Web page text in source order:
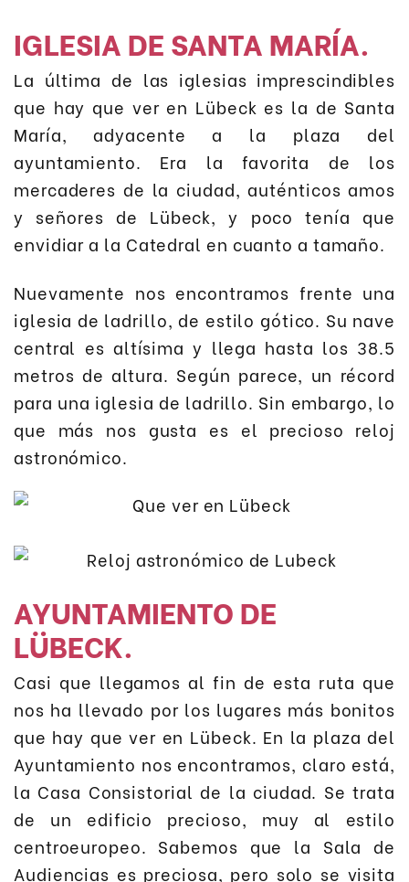
IGLESIA DE SANTA MARÍA.
La última de las iglesias imprescindibles
que hay que ver en Lübeck es la de Santa
María, adyacente a la plaza del
ayuntamiento. Era la favorita de los
mercaderes de la ciudad, auténticos amos
y señores de Lübeck, y poco tenía que
envidiar a la Catedral en cuanto a tamaño.
Nuevamente nos encontramos frente una
iglesia de ladrillo, de estilo gótico. Su nave
central es altísima y llega hasta los 38.5
metros de altura. Según parece, un récord
para una iglesia de ladrillo. Sin embargo, lo
que más nos gusta es el precioso reloj
astronómico.
AYUNTAMIENTO DE
LÜBECK.
Casi que llegamos al fin de esta ruta que
nos ha llevado por los lugares más bonitos
que hay que ver en Lübeck. En la plaza del
Ayuntamiento nos encontramos, claro está,
la Casa Consistorial de la ciudad. Se trata
de un edificio precioso, muy al estilo
centroeuropeo. Sabemos que la Sala de
Audiencias es preciosa, pero solo se visita